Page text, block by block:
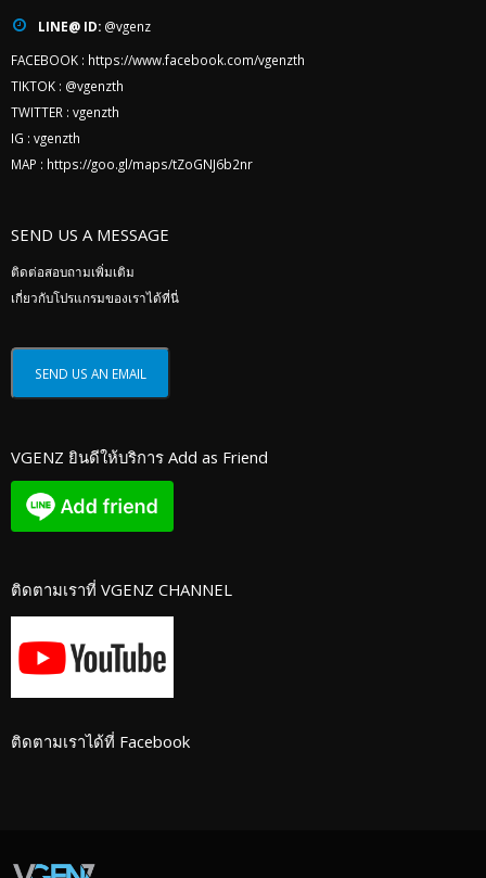
LINE@ ID: @vgenz
FACEBOOK : https://www.facebook.com/vgenzth
TIKTOK : @vgenzth
TWITTER : vgenzth
IG : vgenzth
MAP : https://goo.gl/maps/tZoGNJ6b2nr
SEND US A MESSAGE
ติดต่อสอบถามเพิ่มเติม
เกี่ยวกับโปรแกรมของเราได้ที่นี่
VGENZ ยินดีให้บริการ Add as Friend
ติดตามเราที่ VGENZ CHANNEL
ติดตามเราได้ที่ Facebook